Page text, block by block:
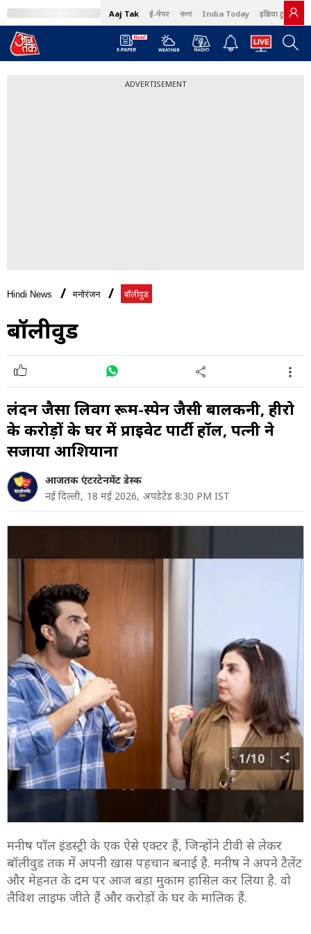
Aaj Tak ई-पेपर বাংলা India Today इंडिया टुडे हिंदी
ADVERTISEMENT
Hindi News मनोरंजन बॉलीवुड
बॉलीवुड
लंदन जैसा लिविंग रूम-स्पेन जैसी बालकनी, हीरो
के करोड़ों के घर में प्राइवेट पार्टी हॉल, पत्नी ने
सजाया आशियाना
आजतक एंटरटेनमेंट डेस्क
नई दिल्ली, 18 मई 2026, अपडेटेड 8:30 PM IST
1/10
मनीष पॉल इंडस्ट्री के एक ऐसे एक्टर हैं, जिन्होंने टीवी से लेकर
बॉलीवुड तक में अपनी खास पहचान बनाई है. मनीष ने अपने टैलेंट
और मेहनत के दम पर आज बड़ा मुकाम हासिल कर लिया है. वो
लैविश लाइफ जीते हैं और करोड़ों के घर के मालिक हैं.